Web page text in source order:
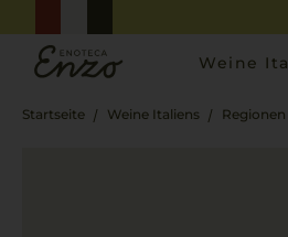
Weine
Startseite Weine Italiens Regionen